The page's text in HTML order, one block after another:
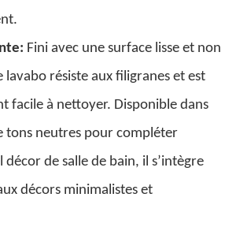
Fini avec une surface lisse et non
lavabo résiste aux filigranes et est
facile à nettoyer. Disponible dans
tons neutres pour compléter
décor de salle de bain, il s’intègre
décors minimalistes et